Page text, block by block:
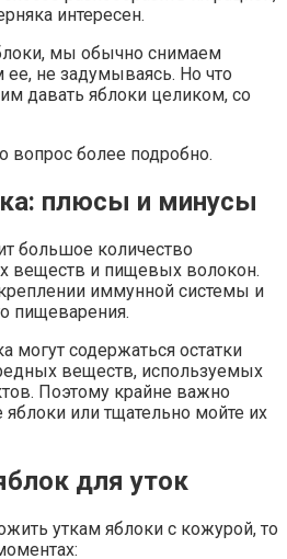
интересен.
мы обычно снимаем
не задумываясь. Но что
давать яблоки целиком, со
вопрос более подробно.
плюсы и минусы
большое количество
веществ и пищевых волокон.
иммунной системы и
пищеварения.
могут содержаться остатки
веществ, используемых
Поэтому крайне важно
или тщательно мойте их
для уток
уткам яблоки с кожурой, то